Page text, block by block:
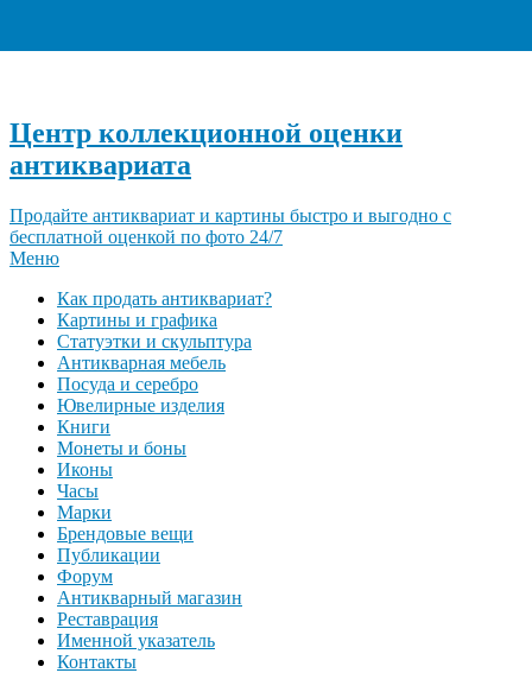
Центр коллекционной оценки
антиквариата
Продайте антиквариат и картины быстро и выгодно с
бесплатной оценкой по фото 24/7
Меню
Как продать антиквариат?
Картины и графика
Статуэтки и скульптура
Антикварная мебель
Посуда и серебро
Ювелирные изделия
Книги
Монеты и боны
Иконы
Часы
Марки
Брендовые вещи
Публикации
Форум
Антикварный магазин
Реставрация
Именной указатель
Контакты